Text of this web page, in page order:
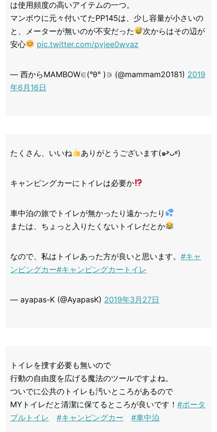
は使用頻度の高いアイテムの一つ。
マンボウに元々付いてたPP145は、少し容量が小さいの
と、メーターが無いのが不安だった
次からはその辺が
安心
pic.twitter.com/pvjee0wvaz
— 西からMAMBOW∈(°θ° )∋ (@mammam20181) 2019
年6月16日
たくさん、いいね ありがとうございます(๑˃̵ᴗ˂̵)
キャンピングカーにトイレは必要か
車中泊の旅でトイレが無かったり遠かったり
または、ちょっと入りたくないトイレだとか
なので、私はトイレあった方が良いと思います。 #キャ
ンピングカー#キャンピングカートイレ
— ayapas-K (@AyapasK) 2019年3月27日
トイレを捜す必要も無いので
行動の自由度を広げる魔法のツールですよね。
ついでに公共のトイレも汚いところがあるので
MYトイレだと清潔に保てるところが良いです！ #ポータ
ブルトイレ
#キャンピングカー #車中泊